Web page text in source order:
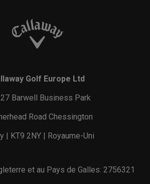
Golf Europe Ltd
Barwell Business Park
Road Chessington
| KT9 2NY | Royaume-Uni
et au Pays de Galles: 2756321